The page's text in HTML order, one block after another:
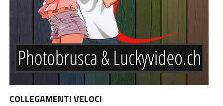
COLLEGAMENTI VELOCI